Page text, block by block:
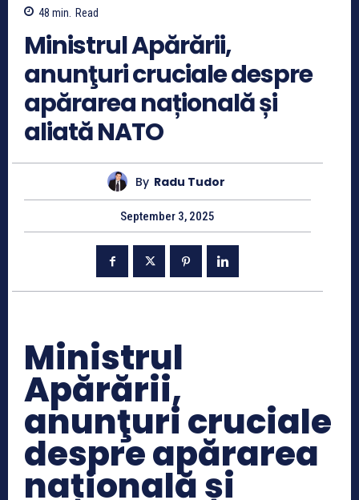
48 min. Read
Ministrul Apărării,
anunţuri cruciale despre
apărarea națională și
aliată NATO
By Radu Tudor
September 3, 2025
Ministrul
Apărării,
anunţuri cruciale
despre apărarea
națională și